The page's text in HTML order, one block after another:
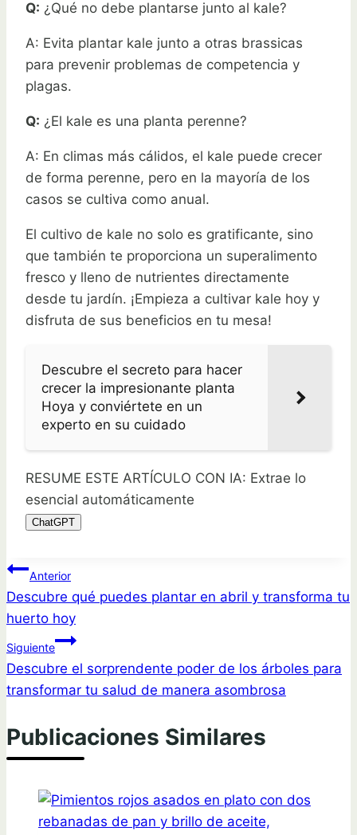
Q: ¿Qué no debe plantarse junto al kale?
A: Evita plantar kale junto a otras brassicas
para prevenir problemas de competencia y
plagas.
Q: ¿El kale es una planta perenne?
A: En climas más cálidos, el kale puede crecer
de forma perenne, pero en la mayoría de los
casos se cultiva como anual.
El cultivo de kale no solo es gratificante, sino
que también te proporciona un superalimento
fresco y lleno de nutrientes directamente
desde tu jardín. ¡Empieza a cultivar kale hoy y
disfruta de sus beneficios en tu mesa!
Descubre el secreto para hacer
crecer la impresionante planta
Hoya y conviértete en un
experto en su cuidado
RESUME ESTE ARTÍCULO CON IA: Extrae lo
esencial automáticamente
ChatGPT
Navegación
de
entradas
Anterior
Descubre qué puedes plantar en abril y transforma tu
huerto hoy
Siguiente
Descubre el sorprendente poder de los árboles para
transformar tu salud de manera asombrosa
Publicaciones Similares